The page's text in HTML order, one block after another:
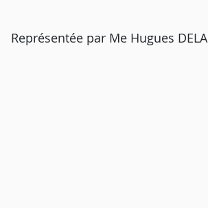
Représentée par Me Hugues